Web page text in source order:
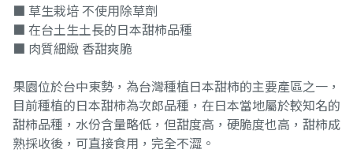
■ 草生栽培 不使用除草劑
■ 在台土生土長的日本甜柿品種
■ 肉質細緻 香甜爽脆
果園位於台中東勢，為台灣種植日本甜柿的主要產區之一，
目前種植的日本甜柿為次郎品種，在日本當地屬於較知名的
甜柿品種，水份含量略低，但甜度高，硬脆度也高，甜柿成
熟採收後，可直接食用，完全不澀。